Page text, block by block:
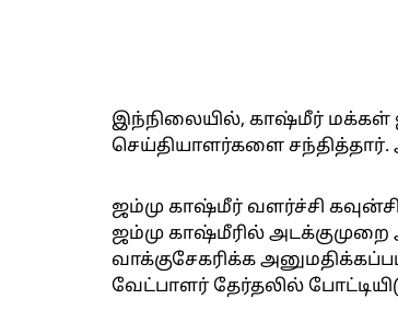
இந்நிலையில், காஷ்மீர் மக்கள்
செய்தியாளர்களை
ஜம்மு காஷ்மீர் வளர்ச்சி
ஜம்மு காஷ்மீரில் அடக்குமுறை
வாக்குசேகரிக்க
வேட்பாளர் தேர்தலில்